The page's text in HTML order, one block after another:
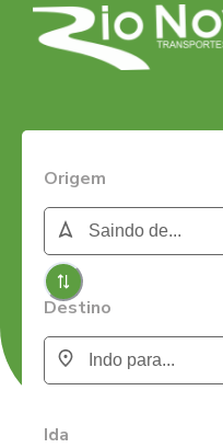
Origem
Destino
Ida